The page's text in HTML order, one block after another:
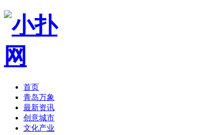
首页
青岛万象
最新资讯
创意城市
文化产业